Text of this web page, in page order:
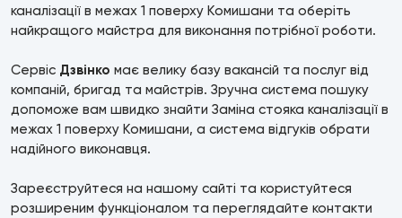
каналізації в межах 1 поверху Комишани та оберіть
найкращого майстра для виконання потрібної роботи.
Сервіс Дзвінко має велику базу вакансій та послуг від
компаній, бригад та майстрів. Зручна система пошуку
допоможе вам швидко знайти Заміна стояка каналізації в
межах 1 поверху Комишани, а система відгуків обрати
надійного виконавця.
Зареєструйтеся на нашому сайті та користуйтеся
розширеним функціоналом та переглядайте контакти